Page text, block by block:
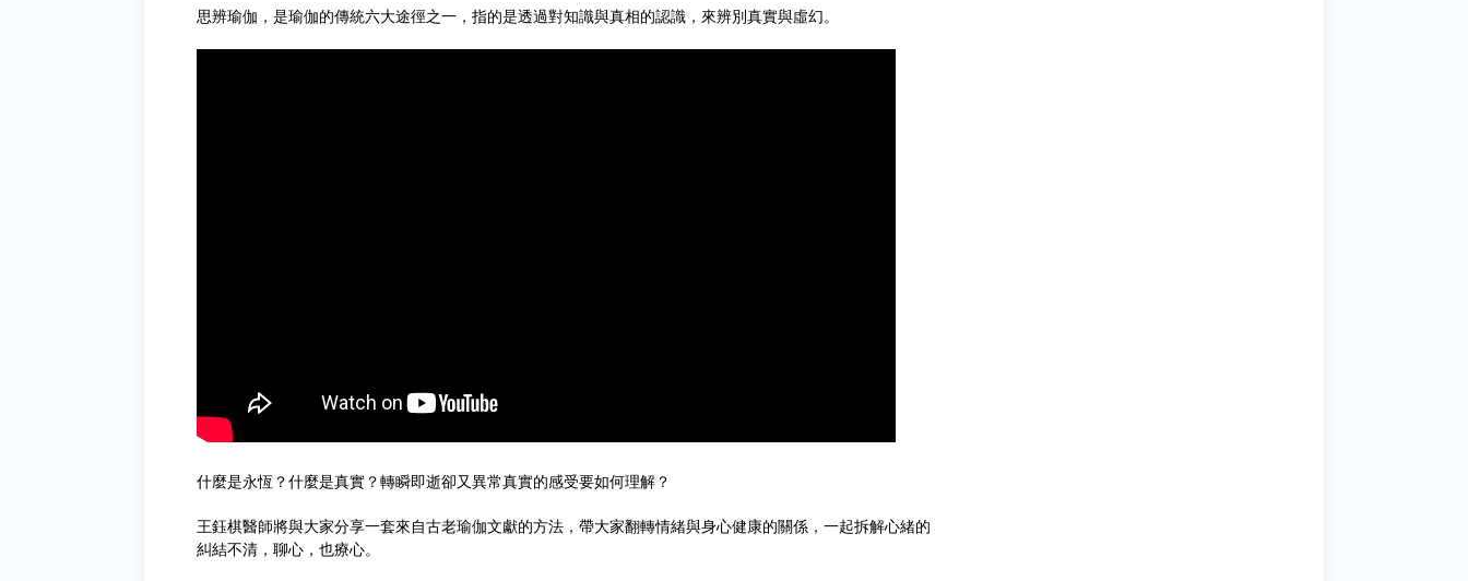
思辨瑜伽，是瑜伽的傳統六大途徑之一，指的是透過對知識與真相的認識，來辨別真實與虛幻。
什麼是永恆？什麼是真實？轉瞬即逝卻又異常真實的感受要如何理解？
王鈺棋醫師將與大家分享一套來自古老瑜伽文獻的方法，帶大家翻轉情緒與身心健康的關係，一起拆解心緒的
糾結不清，聊心，也療心。